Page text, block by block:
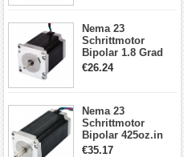
Nema 23
Schrittmotor
Bipolar 1.8 Grad
1.9Nm 3A 3.36V 4
€26.24
Nema 23
Schrittmotor
Bipolar 425oz.in
4.2A 57x57x114mm
€35.17